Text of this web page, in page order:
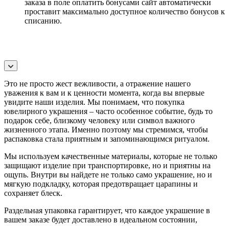
заказа в поле оплатить бонусами сайт автоматически
проставит максимально доступное количество бонусов к
списанию.
Это не просто жест вежливости, а отражение нашего
уважения к вам и к ценности момента, когда вы впервые
увидите наши изделия. Мы понимаем, что покупка
ювелирного украшения – часто особенное событие, будь то
подарок себе, близкому человеку или символ важного
жизненного этапа. Именно поэтому мы стремимся, чтобы
распаковка стала приятным и запоминающимся ритуалом.
Мы используем качественные материалы, которые не только
защищают изделие при транспортировке, но и приятны на
ощупь. Внутри вы найдете не только само украшение, но и
мягкую подкладку, которая предотвращает царапины и
сохраняет блеск.
Раздельная упаковка гарантирует, что каждое украшение в
вашем заказе будет доставлено в идеальном состоянии,